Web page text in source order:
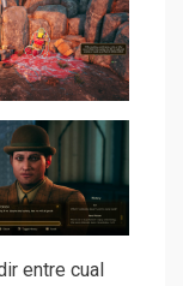
entre cual